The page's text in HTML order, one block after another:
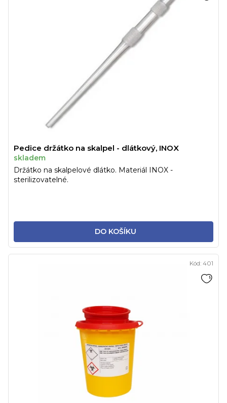
Pedice držátko na skalpel - dlátkový, INOX
skladem
DO KOŠÍKU
Držátko na skalpelové dlátko. Materiál INOX -
sterilizovatelné.
Kód: 401